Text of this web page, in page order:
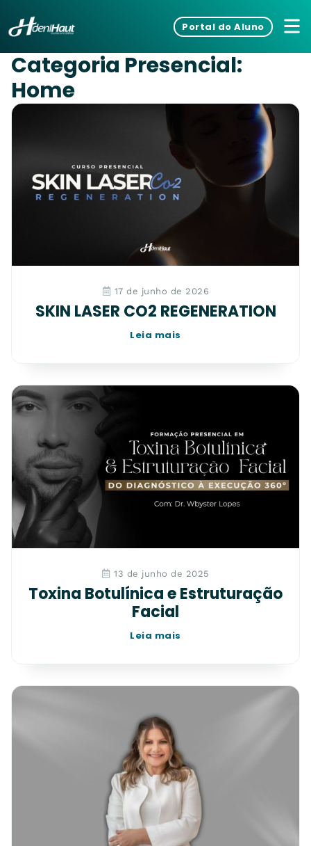
Portal do Aluno
Categoria Presencial:
Home
17 de junho de 2026
SKIN LASER CO2 REGENERATION
Leia mais
13 de junho de 2025
Toxina Botulínica e Estruturação
Facial
Leia mais